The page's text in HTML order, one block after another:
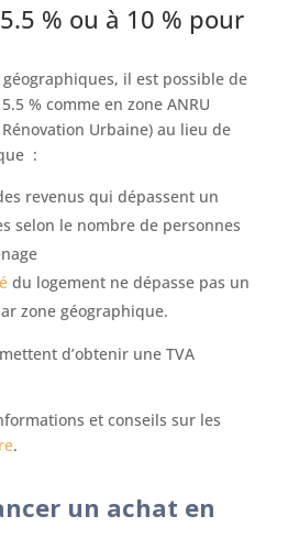
% ou à 10 % pour
il est possible de
% comme en zone ANRU
Urbaine) au lieu de
:
revenus qui dépassent un
selon le nombre de personnes
du logement ne dépasse pas un
zone géographique.
d’obtenir une TVA
et conseils sur les
.
un achat en